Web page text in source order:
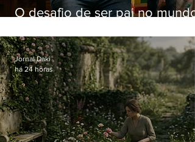
O desafio de ser pai no mundo
Jornal Daki
há 24 horas